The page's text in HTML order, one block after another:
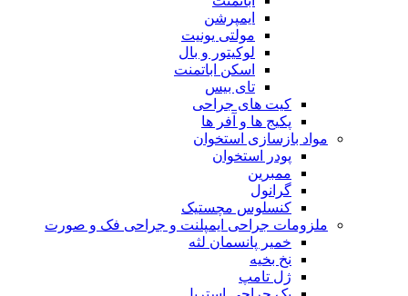
ایمپرشن
مولتی یونیت
لوکیتور و بال
اسکن اباتمنت
تای بیس
کیت های جراحی
پکیج ها و آفر ها
مواد بازسازی استخوان
پودر استخوان
ممبرین
گرانول
کنسلوس مچستیک
ملزومات جراحی ایمپلنت و جراحی فک و صورت
خمیر پانسمان لثه
نخ بخیه
ژل تامپ